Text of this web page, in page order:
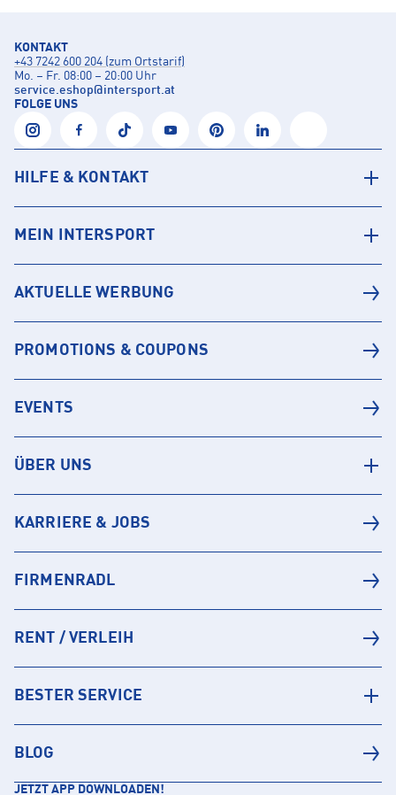
KONTAKT
+43 7242 600 204 (zum Ortstarif)
Mo. – Fr. 08:00 – 20:00 Uhr
service.eshop@intersport.at
FOLGE UNS
HILFE & KONTAKT
MEIN INTERSPORT
AKTUELLE WERBUNG
PROMOTIONS & COUPONS
EVENTS
ÜBER UNS
KARRIERE & JOBS
FIRMENRADL
RENT / VERLEIH
BESTER SERVICE
BLOG
JETZT APP DOWNLOADEN!